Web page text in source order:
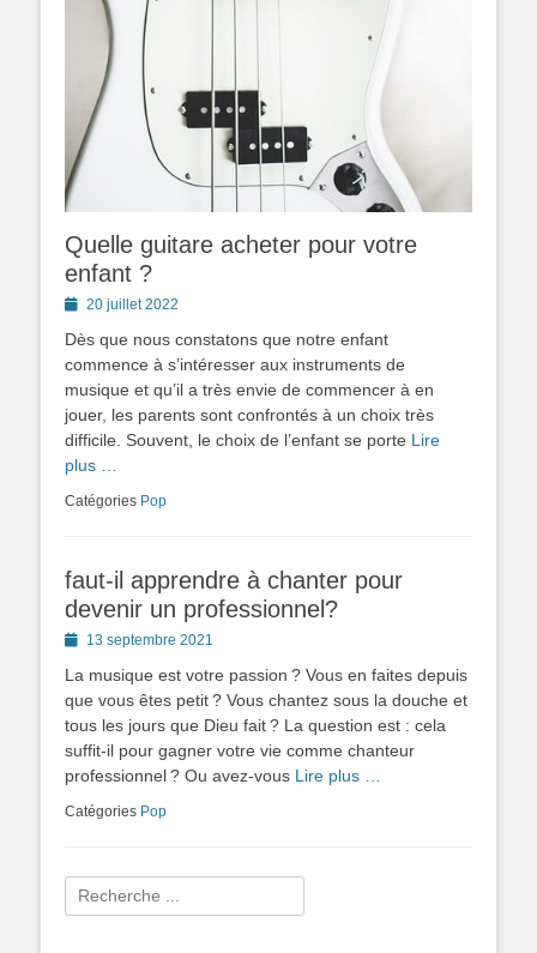
Quelle guitare acheter pour votre
enfant ?
Posted20 juillet 2022
Dès que nous constatons que notre enfant
commence à s’intéresser aux instruments de
musique et qu’il a très envie de commencer à en
jouer, les parents sont confrontés à un choix très
difficile. Souvent, le choix de l’enfant se porte Lire
plus …
Catégories Pop
faut-il apprendre à chanter pour
devenir un professionnel?
Posted13 septembre 2021
La musique est votre passion ? Vous en faites depuis
que vous êtes petit ? Vous chantez sous la douche et
tous les jours que Dieu fait ? La question est : cela
suffit-il pour gagner votre vie comme chanteur
professionnel ? Ou avez-vous Lire plus …
Catégories Pop
Rechercher :